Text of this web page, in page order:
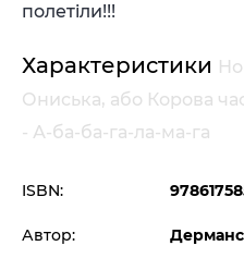
полетiли!!!
Характеристики
Ониська, або Корова
- А-ба-ба-га-ла-ма-га
ISBN:
Автор: